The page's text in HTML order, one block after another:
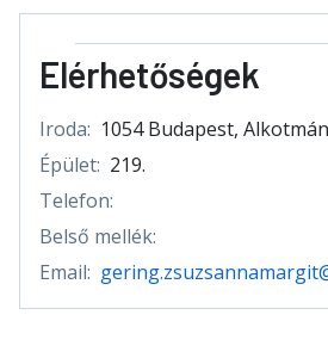
Elérhetőségek
Iroda: 1054 Budapest,
Épület: 219.
Telefon:
Belső mellék:
Email: